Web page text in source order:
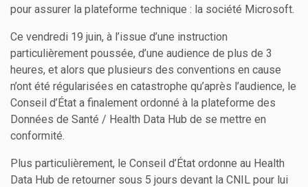
pour assurer la plateforme technique : la société Microsoft.
Ce vendredi 19 juin, à l’issue d’une instruction
particulièrement poussée, d’une audience de plus de 3
heures, et alors que plusieurs des conventions en cause
n’ont été régularisées en catastrophe qu’après l’audience, le
Conseil d’État a finalement ordonné à la plateforme des
Données de Santé / Health Data Hub de se mettre en
conformité.
Plus particulièrement, le Conseil d’État ordonne au Health
Data Hub de retourner sous 5 jours devant la CNIL pour lui